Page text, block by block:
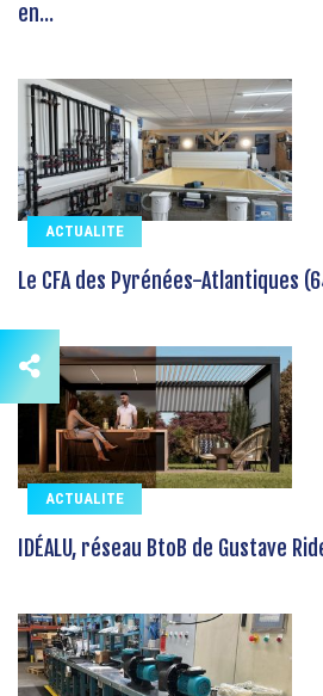
en...
ACTUALITE
Le CFA des Pyrénées-Atlantiques
ACTUALITE
IDÉALU, réseau BtoB de Gustave